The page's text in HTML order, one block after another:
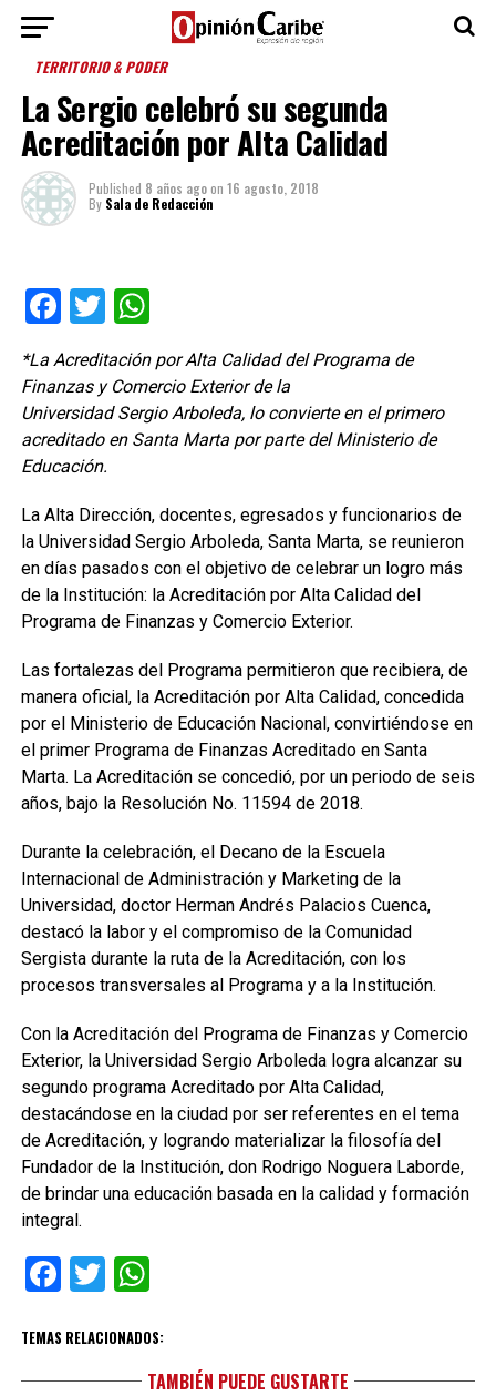
TERRITORIO & PODER
La Sergio celebró su segunda
Acreditación por Alta Calidad
Published 8 años agoon 16 agosto, 2018
By Sala de Redacción
Facebook
TwitterWhatsApp
*La Acreditación por Alta Calidad del Programa de
Finanzas y Comercio Exterior de la
Universidad Sergio Arboleda, lo convierte en el primero
acreditado en Santa Marta por parte del Ministerio de
Educación.
La Alta Dirección, docentes, egresados y funcionarios de
la Universidad Sergio Arboleda, Santa Marta, se reunieron
en días pasados con el objetivo de celebrar un logro más
de la Institución: la Acreditación por Alta Calidad del
Programa de Finanzas y Comercio Exterior.
Las fortalezas del Programa permitieron que recibiera, de
manera oficial, la Acreditación por Alta Calidad, concedida
por el Ministerio de Educación Nacional, convirtiéndose en
el primer Programa de Finanzas Acreditado en Santa
Marta. La Acreditación se concedió, por un periodo de seis
años, bajo la Resolución No. 11594 de 2018.
Durante la celebración, el Decano de la Escuela
Internacional de Administración y Marketing de la
Universidad, doctor Herman Andrés Palacios Cuenca,
destacó la labor y el compromiso de la Comunidad
Sergista durante la ruta de la Acreditación, con los
procesos transversales al Programa y a la Institución.
Con la Acreditación del Programa de Finanzas y Comercio
Exterior, la Universidad Sergio Arboleda logra alcanzar su
segundo programa Acreditado por Alta Calidad,
destacándose en la ciudad por ser referentes en el tema
de Acreditación, y logrando materializar la filosofía del
Fundador de la Institución, don Rodrigo Noguera Laborde,
de brindar una educación basada en la calidad y formación
integral.
Facebook
TwitterWhatsApp
TEMAS RELACIONADOS:
TAMBIÉN PUEDE GUSTARTE